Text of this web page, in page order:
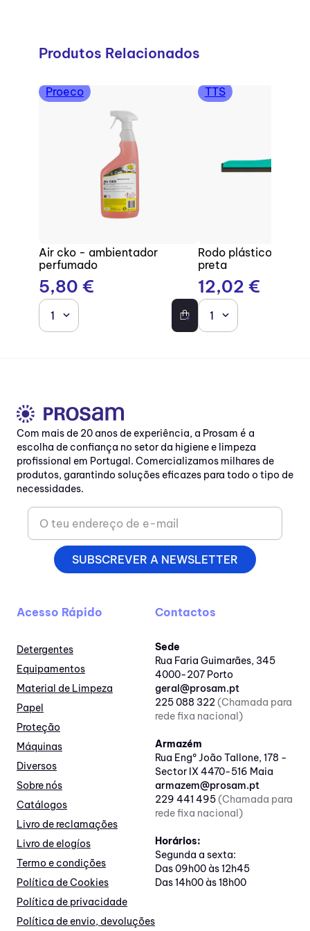
Produtos Relacionados
Proeco
Air cko - ambientador
perfumado
5,80 €
1
TTS
Rodo plástico com
preta
12,02 €
1
Com mais de 20 anos de experiência, a Prosam é a
escolha de confiança no setor da higiene e limpeza
profissional em Portugal. Comercializamos milhares de
produtos, garantindo soluções eficazes para todo o tipo de
necessidades.
SUBSCREVER A NEWSLETTER
Acesso Rápido
Detergentes
Equipamentos
Material de Limpeza
Papel
Proteção
Máquinas
Diversos
Sobre nós
Catálogos
Livro de reclamações
Livro de elogíos
Termo e condições
Política de Cookies
Política de privacidade
Política de envio, devoluções
Contactos
Sede
Rua Faria Guimarães, 345
4000-207 Porto
geral@prosam.pt
225 088 322(Chamada para
rede fixa nacional)
Armazém
Rua Engº João Tallone, 178 -
Sector IX 4470-516 Maia
armazem@prosam.pt
229 441 495(Chamada para
rede fixa nacional)
Horários:
Segunda a sexta:
Das 09h00 às 12h45
Das 14h00 às 18h00